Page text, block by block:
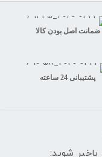
ضمانت اصل بودن کالا
پشتیبانی 24 ساعته
شوید: